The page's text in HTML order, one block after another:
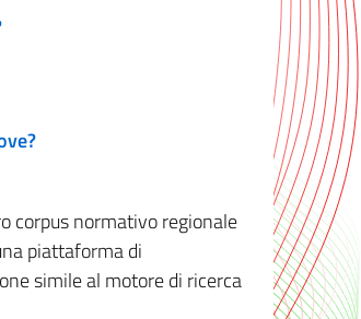
corpus normativo regionale
piattaforma di
simile al motore di ricerca